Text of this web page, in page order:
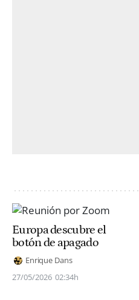
Europa descubre el
botón de apagado
Enrique Dans
27/05/2026 02:34h